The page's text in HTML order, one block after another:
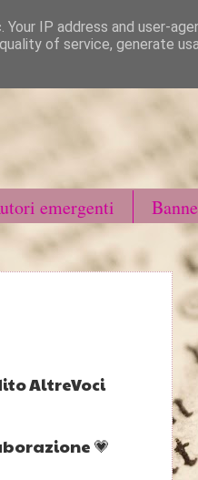
emergenti
AltreVoci
💗
IP address and user-
of service, generate